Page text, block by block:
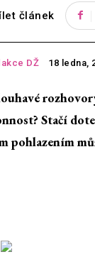
článek
DŽ 18 ledna,
Stačí
pohlazením